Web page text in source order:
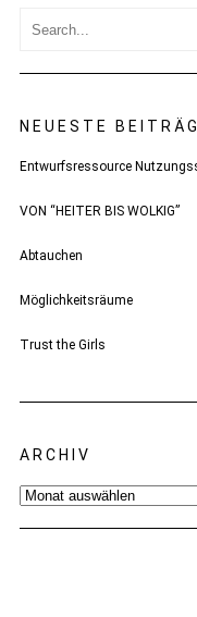
NEUESTE
Entwurfsressource
VON “HEITER BIS WOLKIG”
Abtauchen
Möglichkeitsräume
Trust the Girls
ARCHIV
Archiv